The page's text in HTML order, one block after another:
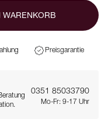
WARENKORB
Preisgarantie
0351 85033790
Mo-Fr: 9-17 Uhr